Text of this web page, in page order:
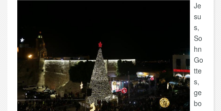
Je
su
s,
So
hn
Go
tte
s,
ge
bo